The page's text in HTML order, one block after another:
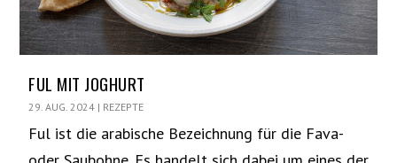
FUL MIT JOGHURT
29. AUG. 2024 | REZEPTE
Ful ist die arabische Bezeichnung für die Fava-